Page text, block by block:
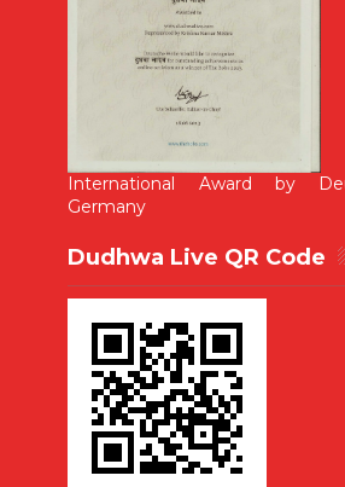
International Award by
Germany
Dudhwa Live QR Code